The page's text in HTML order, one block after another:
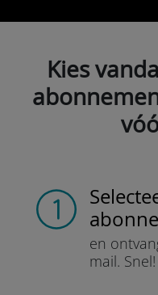
Kies
en
mail. Snel!